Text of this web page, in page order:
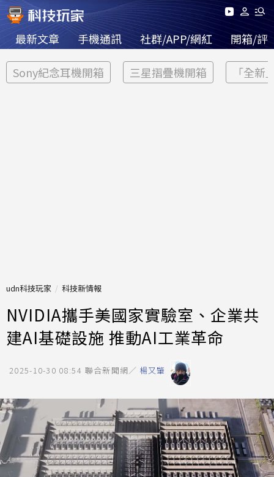
最新文章 手機通訊 社群/APP/網紅 開箱/評
Sony紀念耳機開箱 三星摺疊機開箱 「全新
udn科技玩家 科技新情報
NVIDIA攜手美國家實驗室、企業共
建AI基礎設施 推動AI工業革命
2025-10-30 08:54 聯合新聞網／ 楊又肇